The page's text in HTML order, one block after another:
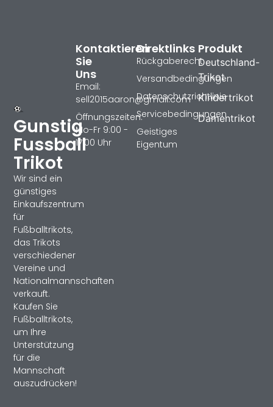
Gunstig
Fussball
Trikot
Wir sind ein
günstiges
Einkaufszentrum
für
Fußballtrikots,
das Trikots
verschiedener
Vereine und
Nationalmannschaften
verkauft.
Kaufen Sie
Fußballtrikots,
um Ihre
Unterstützung
für die
Mannschaft
auszudrücken!
Produkt
Deutschland-
Trikot
Kindertrikot
Damentrikot
Direktlinks
Rückgaberecht
Versandbedingungen
Datenschutzrichtlinie
Servicebedingungen
Geistiges
Eigentum
Kontaktieren
Sie
Uns
Email:
sell2015aaron@gmail.com
Öffnungszeiten:
Mo-Fr 9:00 -
17:00 Uhr